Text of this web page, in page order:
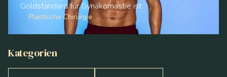
Goldstandard für Gynäkomastie ist
Plastische Chirurgie
Kategorien